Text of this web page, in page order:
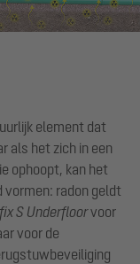
element dat
als het zich in een
ophoopt, kan het
vormen: radon geldt
S Underfloorvoor
voor de